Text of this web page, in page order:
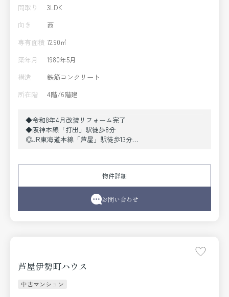
間取り
3LDK
向き
西
専有面積 72.90㎡
築年月
1980年5月
構造
鉄筋コンクリート
所在階
4階/6階建
◆令和8年4月改装リフォーム完了
◆阪神本線「打出」駅徒歩8分
◎JR東海道本線「芦屋」駅徒歩13分
《改装リフォーム内容》
●システムキッチン交換（食洗機付き）●ユニットバス交
換、洗面化粧台交換●トイレ交換●建具交換●配管更新●
フローリング貼替え●クロス貼替え
物件詳細
お問い合わせ
芦屋伊勢町ハウス
中古マンション